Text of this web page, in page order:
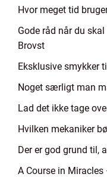
Hvor meget tid
Gode råd når du
Brovst
Eksklusive smykker
Noget særligt man
Lad det ikke tage
Hvilken mekaniker
Der er god grund til,
A Course in